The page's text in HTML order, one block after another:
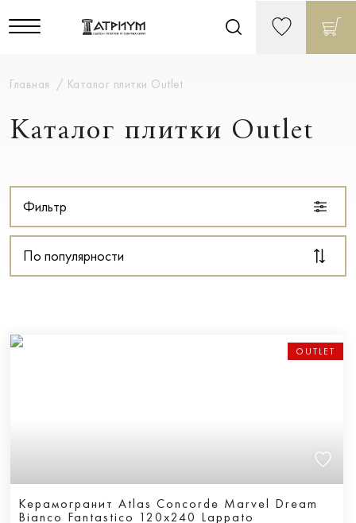
Главная Каталог плитки Outlet
Каталог плитки Outlet
Фильтр
По популярности
OUTLET
Керамогранит Atlas Concorde Marvel Dream
Bianco Fantastico 120x240 Lappato